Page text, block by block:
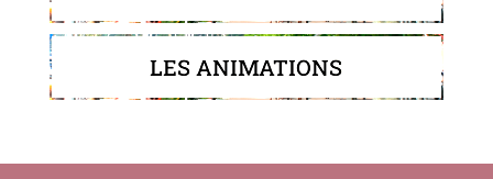
LES ANIMATIONS